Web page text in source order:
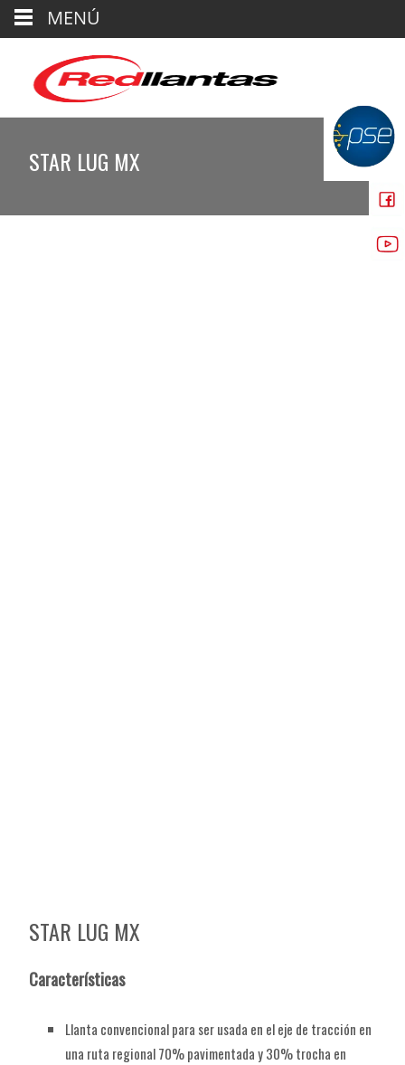
STAR LUG MX
STAR LUG MX
Características
Llanta convencional para ser usada en el eje de tracción en
una ruta regional 70% pavimentada y 30% trocha en
MENÚ